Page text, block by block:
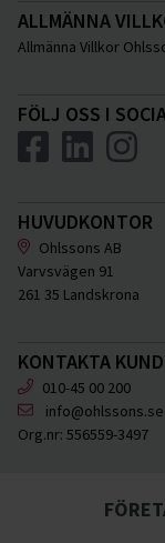
ALLMÄNNA
Allmänna Villkor
FÖLJ OSS I
HUVUDKONTOR
Ohlssons AB
Varvsvägen 91
261 35 Landskrona
KONTAKTA
010-45 00 200
info@ohlssons.se
Org.nr: 556559-3497